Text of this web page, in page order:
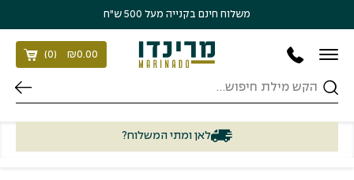
משלוח חינם בקנייה מעל 500 ש״ח
חיפוש
₪0.00
(
0
)
לאן ומתי המשלוח?